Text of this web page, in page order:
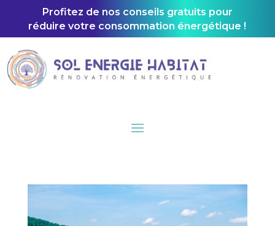
Profitez de nos conseils gratuits pour
réduire votre consommation énergétique !